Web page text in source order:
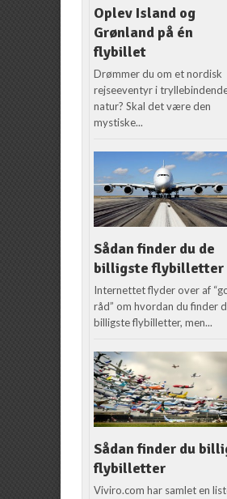
Oplev Island og
Grønland på én
flybillet
Drømmer du om et nordisk
rejseeventyr i
natur? Skal det være den
mystiske...
Sådan finder du de
billigste flybilletter
Internettet flyder over af
råd” om hvordan du finder
billigste flybilletter, men...
Sådan finder du
flybilletter
Viviro.com har samlet en